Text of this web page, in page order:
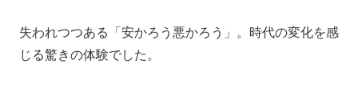
失われつつある「安かろう悪かろう」。時代の変化を感
じる驚きの体験でした。